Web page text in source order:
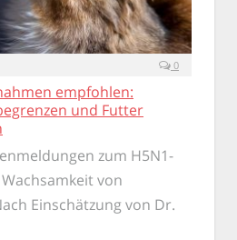
0
empfohlen:
und Futter
zum H5N1-
von
Einschätzung von Dr.